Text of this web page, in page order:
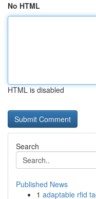
No HTML
HTML is disabled
Search
Published News
1 adaptable rfid